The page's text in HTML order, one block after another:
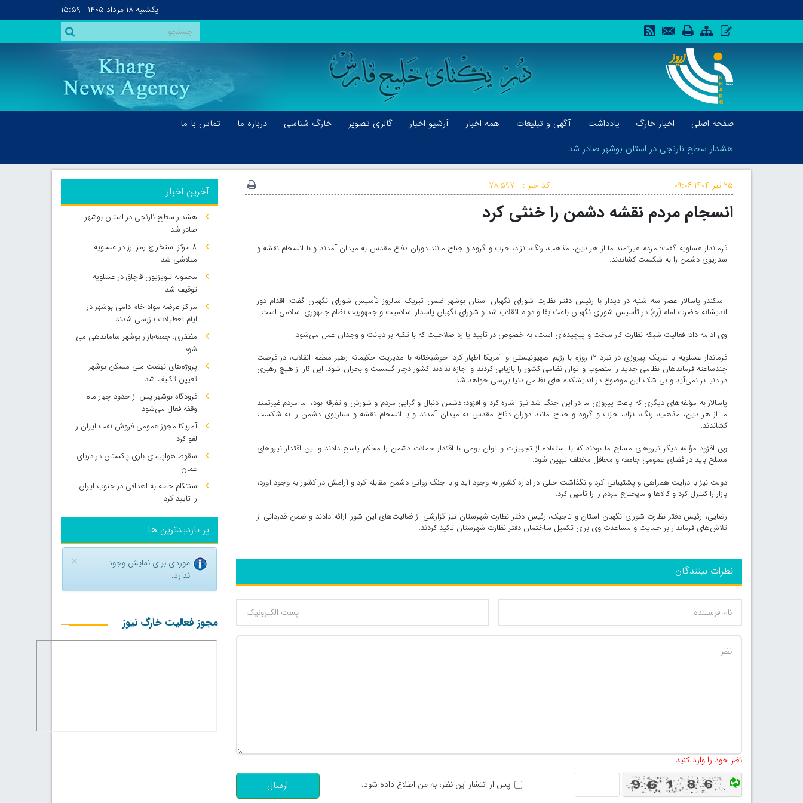
یکشنبه ۱۸ مرداد ۱۴۰۵ ۱۵:۵۹
صفحه اصلی اخبار خارگ یادداشت آگهی و تبلیغات همه اخبار آرشیو اخبار گالری تصویر خارگ شناسی درباره ما
تماس با ما
هشدار سطح نارنجی در استان بوشهر صادر شد
هشدار سطح نارنجی در استان بوشهر صادر شد
کد خبر : ۷۸,۵۹۷ ۲۵ تیر ۱۴۰۴ ۰۹:۰۶
انسجام مردم نقشه دشمن را خنثی کرد
فرماندار عسلویه گفت: مردم غیرتمند ما از هر دین، مذهب، رنگ، نژاد، حزب و گروه و جناح مانند دوران دفاع مقدس به میدان آمدند و با انسجام نقشه و
سناریوی دشمن را به شکست کشاندند.
اسکندر پاسالار عصر سه شنبه در دیدار با رئیس دفتر نظارت شورای نگهبان استان بوشهر ضمن تبریک سالروز تأسیس شورای نگهبان گفت: اقدام دور
اندیشانه حضرت امام (ره) در تأسیس شورای نگهبان باعث بقا و دوام انقلاب شد و شورای نگهبان پاسدار اسلامیت و جمهوریت نظام جمهوری اسلامی است.
وی ادامه داد: فعالیت شبکه نظارت کار سخت و پیچیده‌ای است، به خصوص در تأیید یا رد صلاحیت که با تکیه بر دیانت و وجدان عمل می‌شود.
فرماندار عسلویه با تبریک پیروزی در نبرد ۱۲ روزه با رژیم صهیونیستی و آمریکا اظهار کرد: خوشبختانه با مدیریت حکیمانه رهبر معظم انقلاب، در فرصت
چندساعته فرماندهان نظامی جدید را منصوب و توان نظامی کشور را بازیابی کردند و اجازه ندادند کشور دچار گسست و بحران شود. این کار از هیچ رهبری
در دنیا بر نمی‌آید و بی شک این موضوع در اندیشکده های نظامی دنیا بررسی خواهد شد.
پاسالار به مؤلفه‌های دیگری که باعث پیروزی ما در این جنگ شد نیز اشاره کرد و افزود: دشمن دنبال واگرایی مردم و شورش و تفرقه بود، اما مردم غیرتمند
ما از هر دین، مذهب، رنگ، نژاد، حزب و گروه و جناح مانند دوران دفاع مقدس به میدان آمدند و با انسجام نقشه و سناریوی دشمن را به شکست
کشاندند.
وی افزود مؤلفه دیگر نیروهای مسلح ما بودند که با استفاده از تجهیزات و توان بومی با اقتدار حملات دشمن را محکم پاسخ دادند و این اقتدار نیروهای
مسلح باید در فضای عمومی جامعه و محافل مختلف تبیین شود.
دولت نیز با درایت همراهی و پشتیبانی کرد و نگذاشت خللی در اداره کشور به وجود آید و با جنگ روانی دشمن مقابله کرد و آرامش در کشور به وجود آورد،
بازار را کنترل کرد و کالاها و مایحتاج مردم را را تأمین کرد.
رضایی، رئیس دفتر نظارت شورای نگهبان استان و تاجیک، رئیس دفتر نظارت شهرستان نیز گزارشی از فعالیت‌های این شورا ارائه دادند و ضمن قدردانی از
تلاش‌های فرماندار بر حمایت و مساعدت وی برای تکمیل ساختمان دفتر نظارت شهرستان تاکید کردند.
نظرات بینندگان
نظر خود را وارد کنید
پس از انتشار این نظر، به من اطلاع داده شود.
ارسال
آخرین اخبار
هشدار سطح نارنجی در استان بوشهر
صادر شد
۸ مرکز استخراج رمز ارز در عسلویه
متلاشی شد
محموله تلویزیون قاچاق در عسلویه
توقیف شد
مراکز عرضه مواد خام دامی بوشهر در
ایام تعطیلات بازرسی شدند
مظفری: جمعه‌بازار بوشهر ساماندهی می‌
شود
پروژه‌های نهضت ملی مسکن بوشهر
تعیین تکلیف شد
فرودگاه بوشهر پس از حدود چهار ماه
وقفه فعال می‌شود
آمریکا مجوز عمومی فروش نفت ایران را
لغو کرد
سقوط هواپیمای باری پاکستان در دریای
عمان
سنتکام حمله به اهدافی در جنوب ایران
را تایید کرد
پر بازدیدترین ها
×
موردی برای نمایش وجود
ندارد.
مجوز فعالیت خارگ نیوز